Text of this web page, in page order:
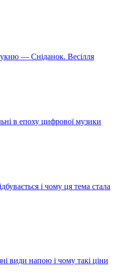
— Сніданок. Весілля
в епоху цифрової музики
і чому ця тема стала
види напою і чому такі ціни